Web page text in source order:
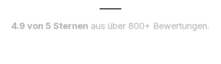
4.9 von 5 Sternen aus über 800+ Bewertungen.